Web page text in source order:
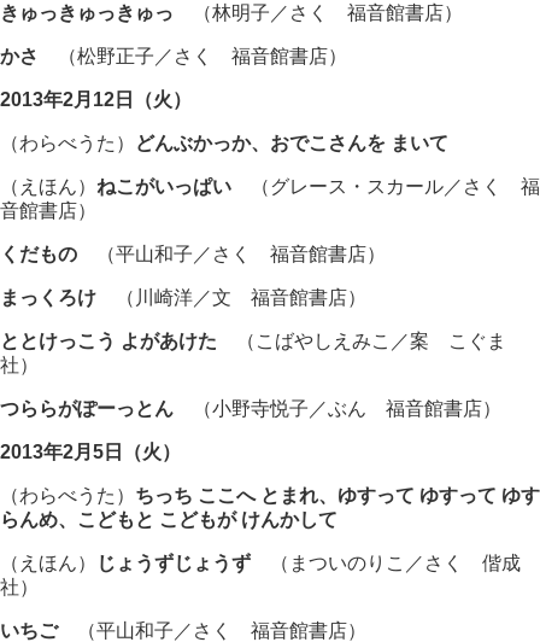
きゅっきゅっきゅっ （林明子／さく 福音館書店）
かさ （松野正子／さく 福音館書店）
2013年2月12日（火）
（わらべうた） どんぶかっか、おでこさんを まいて
（えほん） ねこがいっぱい （グレース・スカール／さく 福
音館書店）
くだもの （平山和子／さく 福音館書店）
まっくろけ （川崎洋／文 福音館書店）
ととけっこう よがあけた （こばやしえみこ／案 こぐま
社）
つららがぽーっとん （小野寺悦子／ぶん 福音館書店）
2013年2月5日（火）
（わらべうた） ちっち ここへ とまれ、ゆすって ゆすって ゆす
らんめ、こどもと こどもが けんかして
（えほん） じょうずじょうず （まついのりこ／さく 偕成
社）
いちご（平山和子／さく 福音館書店）